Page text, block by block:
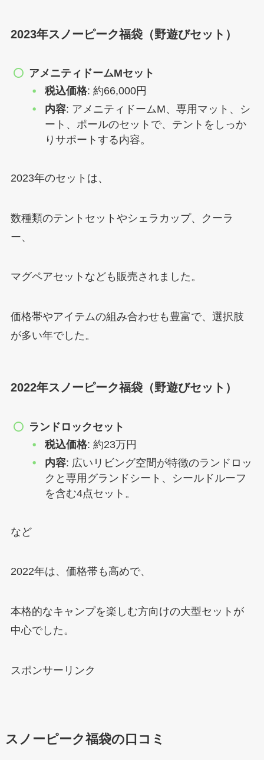
2023年スノーピーク福袋（野遊びセット）
アメニティドームMセット
税込価格: 約66,000円
内容: アメニティドームM、専用マット、シ
ート、ポールのセットで、テントをしっか
りサポートする内容。
2023年のセットは、
数種類のテントセットやシェラカップ、クーラ
ー、
マグペアセットなども販売されました。
価格帯やアイテムの組み合わせも豊富で、選択肢
が多い年でした。
2022年スノーピーク福袋（野遊びセット）
ランドロックセット
税込価格: 約23万円
内容: 広いリビング空間が特徴のランドロッ
クと専用グランドシート、シールドルーフ
を含む4点セット。
など
2022年は、価格帯も高めで、
本格的なキャンプを楽しむ方向けの大型セットが
中心でした。
スポンサーリンク
スノーピーク福袋の口コミ